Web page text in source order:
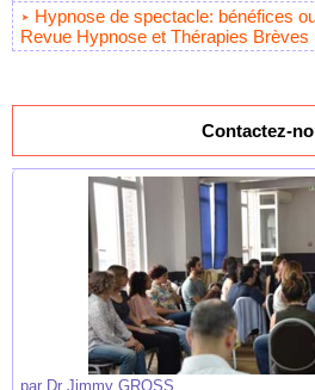
Hypnose de spectacle: bénéfices
Revue Hypnose et Thérapies Brèves
Contactez-
par Dr Jimmy GROSS